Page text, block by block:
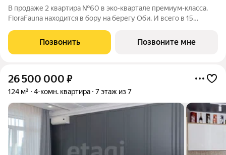
В продаже 2 квартира №60 в эко-квартале премиум-класса.
FloraFauna находится в бору на берегу Оби. И всего в 15
беговые дорожки 2,5 км, набережная, собственный выход к
пляжу с причалом. Вся
Позвонить Позвоните мне
26 500 000 ₽
124 м² 4-комн. квартира 7 этаж из 7